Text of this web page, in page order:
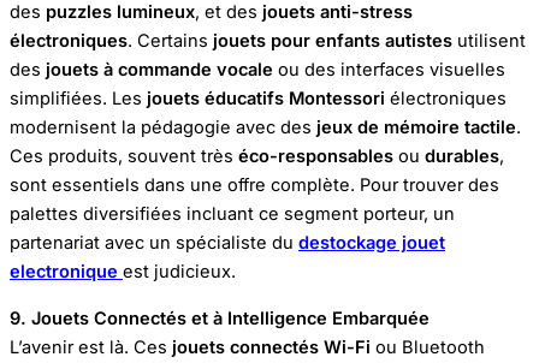
des puzzles lumineux, et des jouets anti-stress
électroniques. Certains jouets pour enfants autistes utilisent
des jouets à commande vocale ou des interfaces visuelles
simplifiées. Les jouets éducatifs Montessori électroniques
modernisent la pédagogie avec des jeux de mémoire tactile.
Ces produits, souvent très éco-responsables ou durables,
sont essentiels dans une offre complète. Pour trouver des
palettes diversifiées incluant ce segment porteur, un
partenariat avec un spécialiste du destockage jouet
electronique est judicieux.
9. Jouets Connectés et à Intelligence Embarquée
L’avenir est là. Ces jouets connectés Wi-Fi ou Bluetooth